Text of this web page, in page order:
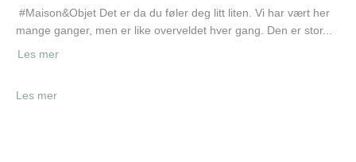
#Maison&Objet Det er da du føler deg litt liten. Vi har vært her
mange ganger, men er like overveldet hver gang. Den er stor...
Les mer
Les mer